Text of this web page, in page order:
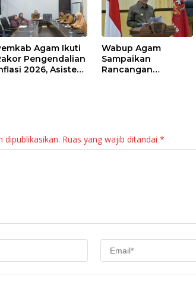
Agam Ikuti
Pengendalian
2026, Asisten
Wabup Agam
Sampaikan
Rancangan
dipublikasikan. Ruas yang wajib ditandai *